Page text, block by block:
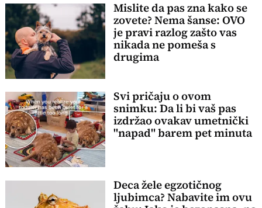
Mislite da pas zna kako se
zovete? Nema šanse: OVO
je pravi razlog zašto vas
nikada ne pomeša s
drugima
Svi pričaju o ovom
snimku: Da li bi vaš pas
izdržao ovakav umetnički
"napad" barem pet minuta
Deca žele egzotičnog
ljubimca? Nabavite im ovu